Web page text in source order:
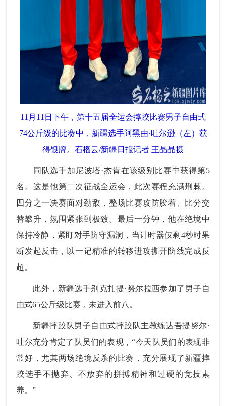
11月11日下午，第十五届全运会摔跤比赛男子自由式
74公斤级的比赛中，新疆选手阿黑由·吐尔逊（左）获
得银牌。石榴云/新疆日报记者 王晶晶摄
同队选手加尼波塔·杰肯在该级别比赛中获得第5
名。这是他第二次征战全运会，此次赛程充满荆棘。
四分之一决赛面对劲敌，整场比赛攻防胶着、比分交
替攀升，氛围紧张到极致。最后一分钟，他在绝境中
保持冷静，紧盯对手防守漏洞，当计时器仅剩4秒时果
断发起反击，以一记精准的转移进攻撕开防线完成反
超。
此外，新疆选手别克扎提·努尔拉西参加了男子自
由式65公斤级比赛，未进入前八。
新疆摔跤队男子自由式摔跤队主教练达吾提努尔·
吐尔充分肯定了队员们的表现，“今天队员们的表现非
常好，尤其两场绝境反杀的比赛，充分展现了新疆摔
跤选手不抛弃、不放弃的拼搏精神和过硬的竞技素
养。”